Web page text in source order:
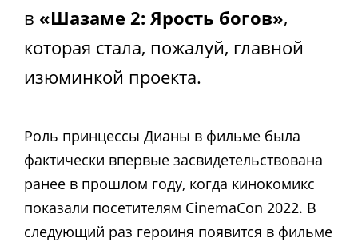
в «Шазаме 2: Ярость богов»,
которая стала, пожалуй, главной
изюминкой проекта.
Роль принцессы Дианы в фильме была
фактически впервые засвидетельствована
ранее в прошлом году, когда кинокомикс
показали посетителям CinemaCon 2022. В
следующий раз героиня появится в фильме